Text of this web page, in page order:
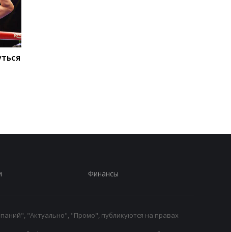
Финансы
"Актуально", "Промо", публикуются на правах